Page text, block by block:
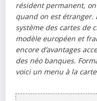
résident permanent,
quand on est
système des cartes de
modèle européen et
encore d’avantages
des néo banques.
voici un menu à la